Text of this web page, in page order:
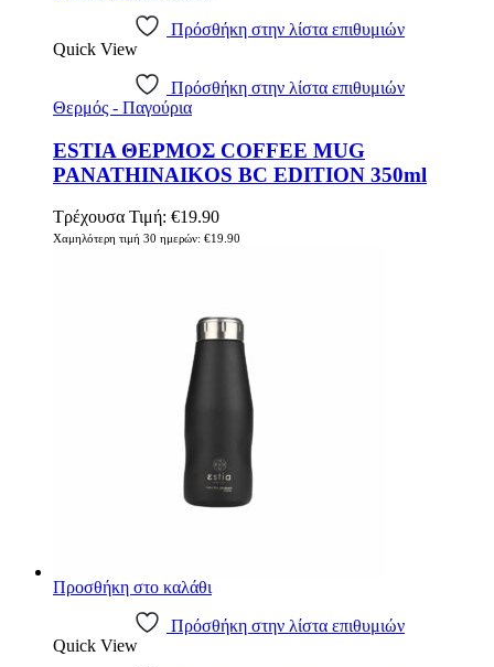
Πρόσθήκη στην λίστα επιθυμιών
Quick View
Πρόσθήκη στην λίστα επιθυμιών
Θερμός - Παγούρια
ESTIA ΘΕΡΜΟΣ COFFEE MUG
PANATHINAIKOS BC EDITION 350ml
Τρέχουσα Τιμή: €19.90
Χαμηλότερη τιμή 30 ημερών: €19.90
Προσθήκη στο καλάθι
Πρόσθήκη στην λίστα επιθυμιών
Quick View